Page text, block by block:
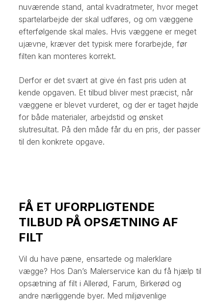
nuværende stand, antal kvadratmeter, hvor meget
spartelarbejde der skal udføres, og om væggene
efterfølgende skal males. Hvis væggene er meget
ujævne, kræver det typisk mere forarbejde, før
filten kan monteres korrekt.
Derfor er det svært at give én fast pris uden at
kende opgaven. Et tilbud bliver mest præcist, når
væggene er blevet vurderet, og der er taget højde
for både materialer, arbejdstid og ønsket
slutresultat. På den måde får du en pris, der passer
til den konkrete opgave.
FÅ ET UFORPLIGTENDE
TILBUD PÅ OPSÆTNING AF
FILT
Vil du have pæne, ensartede og malerklare
vægge? Hos Dan’s Malerservice kan du få hjælp til
opsætning af filt i Allerød, Farum, Birkerød og
andre nærliggende byer. Med miljøvenlige